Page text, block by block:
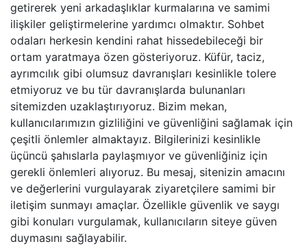
getirerek yeni arkadaşlıklar kurmalarına ve samimi
ilişkiler geliştirmelerine yardımcı olmaktır. Sohbet
odaları herkesin kendini rahat hissedebileceği bir
ortam yaratmaya özen gösteriyoruz. Küfür, taciz,
ayrımcılık gibi olumsuz davranışları kesinlikle tolere
etmiyoruz ve bu tür davranışlarda bulunanları
sitemizden uzaklaştırıyoruz. Bizim mekan,
kullanıcılarımızın gizliliğini ve güvenliğini sağlamak için
çeşitli önlemler almaktayız. Bilgilerinizi kesinlikle
üçüncü şahıslarla paylaşmıyor ve güvenliğiniz için
gerekli önlemleri alıyoruz. Bu mesaj, sitenizin amacını
ve değerlerini vurgulayarak ziyaretçilere samimi bir
iletişim sunmayı amaçlar. Özellikle güvenlik ve saygı
gibi konuları vurgulamak, kullanıcıların siteye güven
duymasını sağlayabilir.